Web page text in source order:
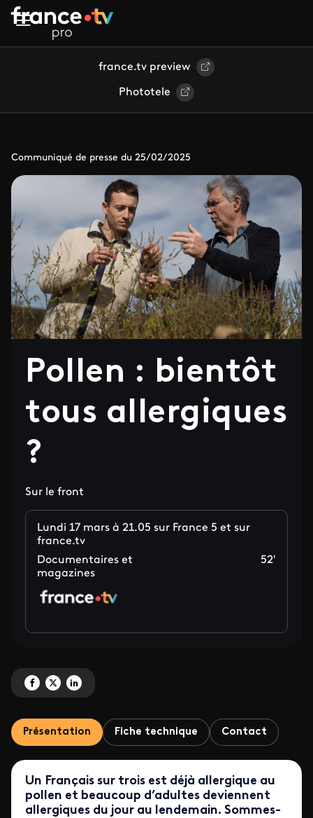
Aller au contenu principal
france.tv preview
Phototele
Communiqué de presse du 25/02/2025
Pollen : bientôt
tous allergiques
?
Sur le front
Lundi 17 mars à 21.05 sur France 5 et sur
france.tv
Documentaires et
magazines
52'
Partagez 'Pollen : bientôt tous allergiques ?' sur Facebook
Partagez 'Pollen : bientôt tous allergiques ?' sur X
Partagez 'Pollen : bientôt tous allergiques ?' sur LinkedIn
Présentation Fiche technique Contact
Un Français sur trois est déjà allergique au
pollen et beaucoup d’adultes deviennent
allergiques du jour au lendemain. Sommes-